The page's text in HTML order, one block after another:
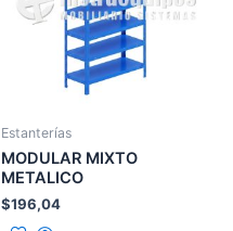
Estanterías
MODULAR MIXTO
METALICO
$196,04